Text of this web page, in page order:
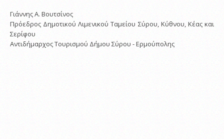
Γιάννης Α. Βουτσίνος
Πρόεδρος Δημοτικού Λιμενικού Ταμείου Σύρου, Κύθνου, Κέας και
Σερίφου
Αντιδήμαρχος Τουρισμού Δήμου Σύρου - Ερμούπολης